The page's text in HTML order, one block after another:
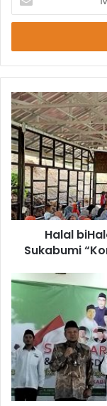
Email
Anda
Halal
Sukabumi